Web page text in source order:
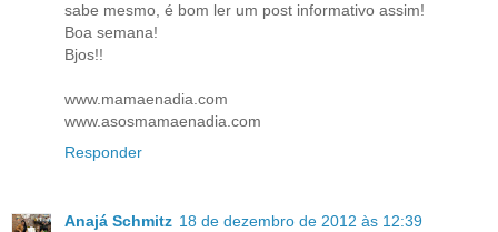
sabe mesmo, é bom ler um post informativo assim!
Boa semana!
Bjos!!
www.mamaenadia.com
www.asosmamaenadia.com
Responder
Anajá Schmitz 18 de dezembro de 2012 às 12:39